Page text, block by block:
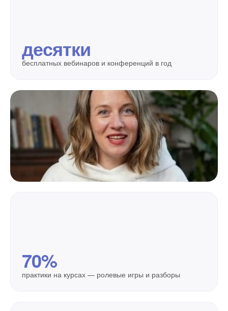
десятки
бесплатных вебинаров и конференций в год
70%
практики на курсах — ролевые игры и разборы